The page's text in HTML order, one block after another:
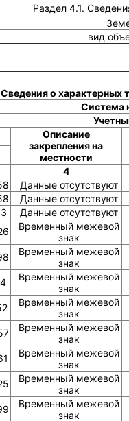
Раздел 4.1.
вид
Сведения о характерных
Система
Описание
закрепления на
местности
4
Данные отсутствуют
Данные отсутствуют
Данные отсутствуют
Временный межевой
знак
Временный межевой
знак
Временный межевой
знак
Временный межевой
знак
Временный межевой
знак
Временный межевой
знак
Временный межевой
знак
Временный межевой
знак